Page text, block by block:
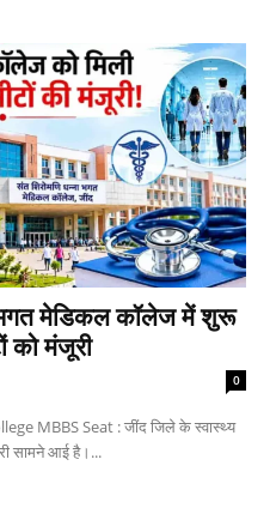
भगत मेडिकल कॉलेज में शुरू
को मंजूरी
0
MBBS Seat : जींद जिले के स्वास्थ्य
सामने आई है।...